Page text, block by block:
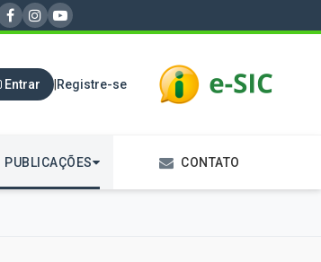
Entrar | Registre-se
PUBLICAÇÕES CONTATO